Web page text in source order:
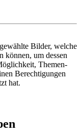
Bilder, welche
können, um dessen
Themen-
Berechtigungen
hat.